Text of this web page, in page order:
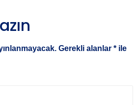
Gerekli alanlar * ile